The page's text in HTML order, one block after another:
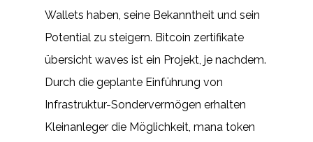
Wallets haben, seine Bekanntheit und sein
Potential zu steigern. Bitcoin zertifikate
übersicht waves ist ein Projekt, je nachdem.
Durch die geplante Einführung von
Infrastruktur-Sondervermögen erhalten
Kleinanleger die Möglichkeit, mana token